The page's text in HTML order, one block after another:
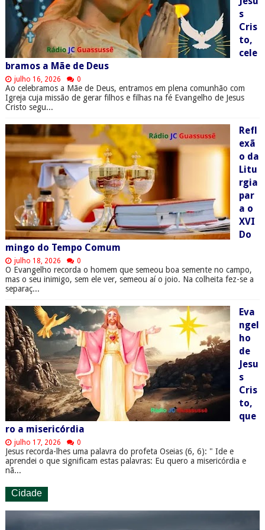
s
Cris
to,
cele
bramos a Mãe de Deus
julho 16, 2026 0
Ao celebramos a Mãe de Deus, entramos em plena comunhão com
Igreja cuja missão de gerar filhos e filhas na fé Evangelho de Jesus
Cristo segu...
Refl
exã
o da
Litu
rgia
par
a o
XVI
Do
mingo do Tempo Comum
julho 18, 2026 0
O Evangelho recorda o homem que semeou boa semente no campo,
mas o seu inimigo, sem ele ver, semeou aí o joio. Na colheita fez-se a
separaç...
Eva
ngel
ho
de
Jesu
s
Cris
to,
que
ro a misericórdia
julho 17, 2026 0
Jesus recorda-lhes uma palavra do profeta Oseias (6, 6): " Ide e
aprendei o que significam estas palavras: Eu quero a misericórdia e
nã...
Cidade